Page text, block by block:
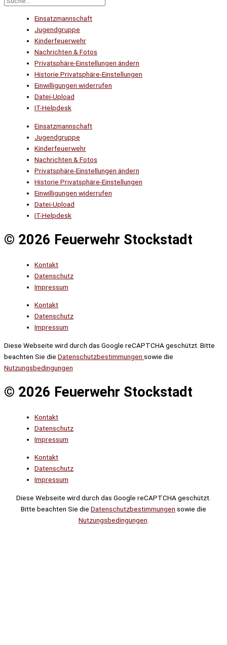
Einsatzmannschaft
Jugendgruppe
Kinderfeuerwehr
Nachrichten & Fotos
Privatsphäre-Einstellungen ändern
Historie Privatsphäre-Einstellungen
Einwilligungen widerrufen
Datei-Upload
IT-Helpdesk
Einsatzmannschaft
Jugendgruppe
Kinderfeuerwehr
Nachrichten & Fotos
Privatsphäre-Einstellungen ändern
Historie Privatsphäre-Einstellungen
Einwilligungen widerrufen
Datei-Upload
IT-Helpdesk
© 2026 Feuerwehr Stockstadt
Kontakt
Datenschutz
Impressum
Kontakt
Datenschutz
Impressum
Diese Webseite wird durch das Google reCAPTCHA geschützt. Bitte
beachten Sie die Datenschutzbestimmungen sowie die
Nutzungsbedingungen
© 2026 Feuerwehr Stockstadt
Kontakt
Datenschutz
Impressum
Kontakt
Datenschutz
Impressum
Diese Webseite wird durch das Google reCAPTCHA geschützt.
Bitte beachten Sie die Datenschutzbestimmungen sowie die
Nutzungsbedingungen